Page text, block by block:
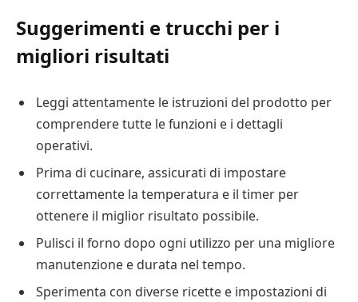
Suggerimenti e trucchi per i
migliori risultati
Leggi attentamente le istruzioni del prodotto per
comprendere tutte le funzioni e i dettagli
operativi.
Prima di cucinare, assicurati di impostare
correttamente la temperatura e il timer per
ottenere il miglior risultato possibile.
Pulisci il forno dopo ogni utilizzo per una migliore
manutenzione e durata nel tempo.
Sperimenta con diverse ricette e impostazioni di